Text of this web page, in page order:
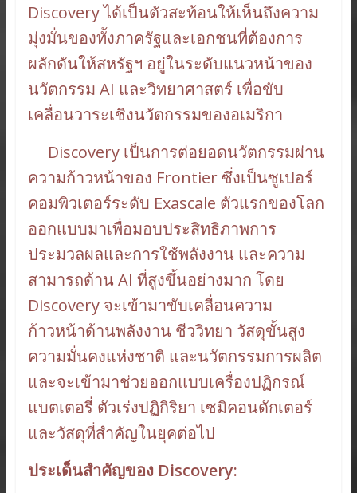
Discovery ได้เป็นตัวสะท้อนให้เห็นถึงความ
มุ่งมั่นของทั้งภาครัฐและเอกชนที่ต้องการ
ผลักดันให้สหรัฐฯ อยู่ในระดับแนวหน้าของ
นวัตกรรม AI และวิทยาศาสตร์ เพื่อขับ
เคลื่อนวาระเชิงนวัตกรรมของอเมริกา
Discovery เป็นการต่อยอดนวัตกรรมผ่าน
ความก้าวหน้าของ Frontier ซึ่งเป็นซูเปอร์
คอมพิวเตอร์ระดับ Exascale ตัวแรกของโลก
ออกแบบมาเพื่อมอบประสิทธิภาพการ
ประมวลผลและการใช้พลังงาน และความ
สามารถด้าน AI ที่สูงขึ้นอย่างมาก โดย
Discovery จะเข้ามาขับเคลื่อนความ
ก้าวหน้าด้านพลังงาน ชีววิทยา วัสดุขั้นสูง
ความมั่นคงแห่งชาติ และนวัตกรรมการผลิต
และจะเข้ามาช่วยออกแบบเครื่องปฏิกรณ์
แบตเตอรี่ ตัวเร่งปฏิกิริยา เซมิคอนดักเตอร์
และวัสดุที่สำคัญในยุคต่อไป
ประเด็นสำคัญของ Discovery: